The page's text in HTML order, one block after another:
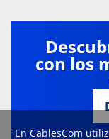
En CablesCom
con los